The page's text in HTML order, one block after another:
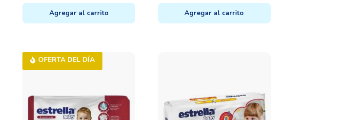
Agregar al carrito Agregar al carrito
OFERTA DEL DÍA